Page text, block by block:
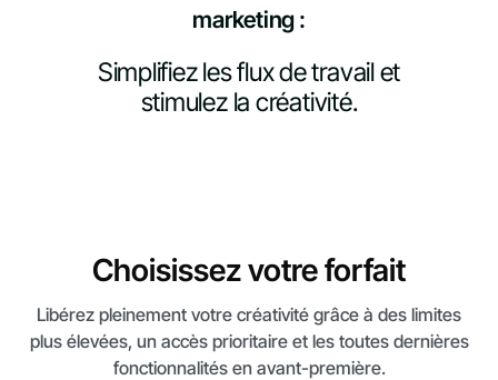
marketing :
Simplifiez les flux de travail et
stimulez la créativité.
Choisissez votre forfait
Libérez pleinement votre créativité grâce à des limites
plus élevées, un accès prioritaire et les toutes dernières
fonctionnalités en avant-première.